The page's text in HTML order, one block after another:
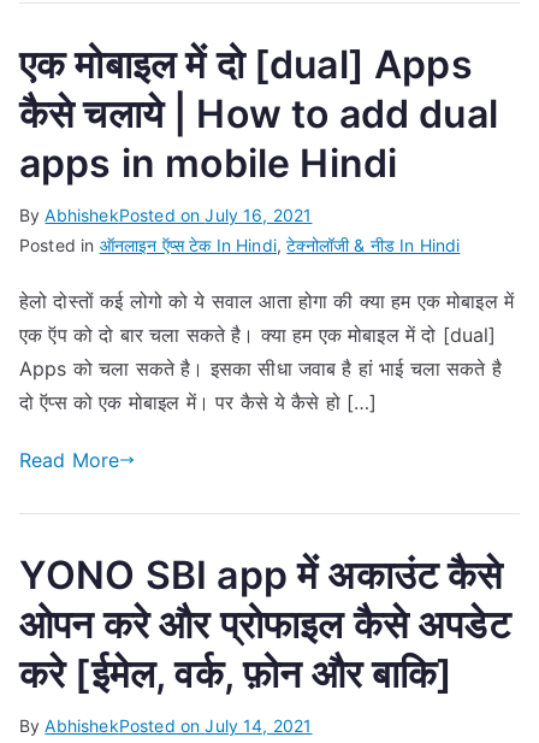
एक मोबाइल में दो [dual] Apps
कैसे चलाये | How to add dual
apps in mobile Hindi
ByAbhishekPosted onJuly 16, 2021
Posted in ऑनलाइन ऍप्स टेक In Hindi,टेक्नोलॉजी & नीड In Hindi
हेलो दोस्तों कई लोगो को ये सवाल आता होगा की क्या हम एक मोबाइल में
एक ऍप को दो बार चला सकते है। क्या हम एक मोबाइल में दो [dual]
Apps को चला सकते है। इसका सीधा जवाब है हां भाई चला सकते है
दो ऍप्स को एक मोबाइल में। पर कैसे ये कैसे हो […]
Read More
YONO SBI app में अकाउंट कैसे
ओपन करे और प्रोफाइल कैसे अपडेट
करे [ईमेल, वर्क, फ़ोन और बाकि]
ByAbhishekPosted onJuly 14, 2021